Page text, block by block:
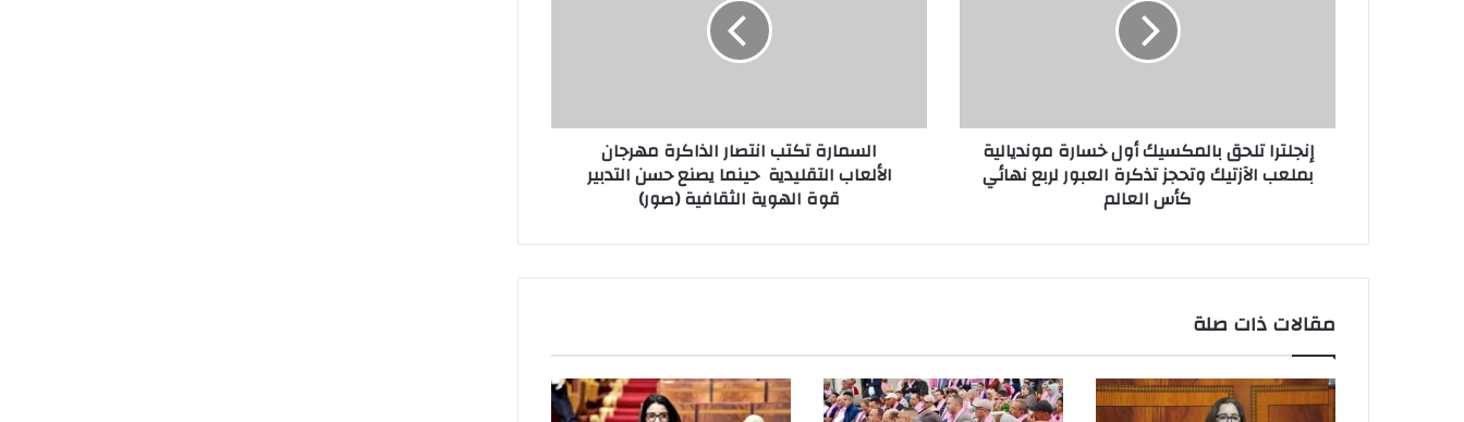
ن
إنجلترا تلحق بالمكسيك أول خسارة مونديالية
بملعب الآزتيك وتحجز تذكرة العبور لربع نهائي
كأس العالم
السمارة تكتب انتصار الذاكرة مهرجان
الألعاب التقليدية حينما يصنع حسن التدبير
قوة الهوية الثقافية (صور)
مقالات ذات صلة